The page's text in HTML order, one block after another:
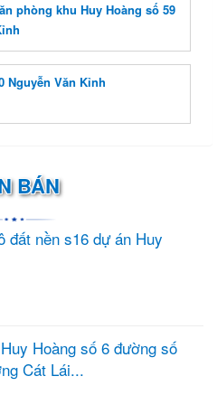
phòng khu Huy Hoàng số 59
Nguyễn Văn Kỉnh
BÁN
đất nền s16 dự án Huy
Hoàng số 6 đường số
Cát Lái...